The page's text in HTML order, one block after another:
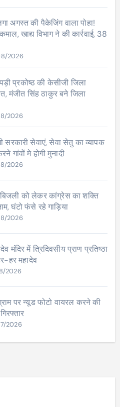
अगस्त की पैकेजिंग वाला पोहा!
खाद्य विभाग ने की कार्रवाई, 38
2026
प्रकोष्ठ की केसीजी जिला
मंजीत सिंह ठाकुर बने जिला
2026
सरकारी सेवाएं, सेवा सेतु का व्यापक
गांवों मे होगी मुनादी
2026
को लेकर कांग्रेस का शक्ति
घंटो फंसे रहे गाड़िया
2026
मंदिर में त्रिदिवसीय प्राण प्रतिष्ठा
हर महादेव
2026
पर न्यूड फोटो वायरल करने की
2026